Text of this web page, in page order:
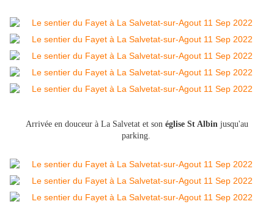
Arrivée en douceur à La Salvetat et son église St Albin jusqu'au
parking.